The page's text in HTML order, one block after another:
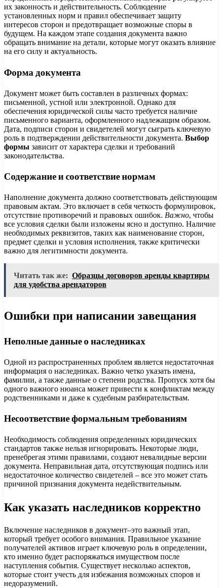
их законность и действительность. Соблюдение
установленных норм и правил обеспечивает защиту
интересов сторон и предотвращает возможные споры в
будущем. На каждом этапе создания документа важно
обращать внимание на детали, которые могут оказать влияние
на его силу и актуальность.
Форма документа
Документ может быть составлен в различных формах:
письменной, устной или электронной. Однако для
обеспечения юридической силы часто требуется наличие
письменного варианта, оформленного надлежащим образом.
Дата, подписи сторон и свидетелей могут сыграть ключевую
роль в подтверждении действительности документа. Выбор
формы зависит от характера сделки и требований
законодательства.
Содержание и соответствие нормам
Наполнение документа должно соответствовать действующим
правовым актам. Это включает в себя четкость формулировок,
отсутствие противоречий и правовых ошибок. Важно, чтобы
все условия сделки были изложены ясно и доступно. Наличие
необходимых реквизитов, таких как наименование сторон,
предмет сделки и условия исполнения, также критически
важно для легитимности документа.
Читать так же: Образцы договоров аренды квартиры
для удобства арендаторов
Ошибки при написании завещания
Неполные данные о наследниках
Одной из распространенных проблем является недостаточная
информация о наследниках. Важно четко указать имена,
фамилии, а также данные о степени родства. Пропуск хотя бы
одного важного нюанса может привести к конфликтам между
родственниками и даже к судебным разбирательствам.
Несоответствие формальным требованиям
Необходимость соблюдения определенных юридических
стандартов также нельзя игнорировать. Некоторые люди,
пренебрегая этими правилами, создают невалидные версии
документа. Неправильная дата, отсутствующая подпись или
недостаточное количество свидетелей – все это может стать
причиной признания документа недействительным.
Как указать наследников корректно
Включение наследников в документ–это важный этап,
который требует особого внимания. Правильное указание
получателей активов играет ключевую роль в определении,
кто именно будет распоряжаться имуществом после
наступления события. Существует несколько аспектов,
которые стоит учесть для избежания возможных споров и
недоразумений.